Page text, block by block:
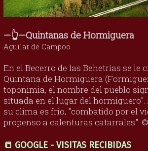
—👆—Quintanas de Hormiguera
Aguilar de Campoo
En el Becerro de las Behetrías se le
Quintana de Hormiguera
toponimia, el nombre del pueblo
situada en el lugar del hormiguero”.
su clima es frío, "combatido por el
propenso a calenturas catarrales".
📒 GOOGLE - VISITAS RECIBIDAS